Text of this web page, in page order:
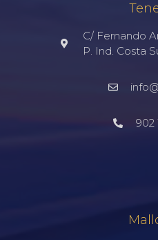
C/ Fernando
P. Ind. Costa
902